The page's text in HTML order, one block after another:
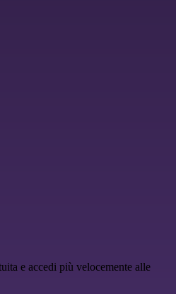
e accedi più velocemente alle